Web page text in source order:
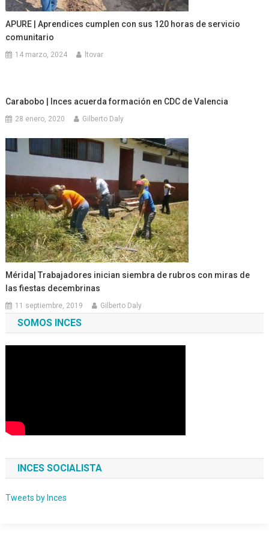
APURE | Aprendices cumplen con sus 120 horas de servicio
comunitario
14 marzo, 2024 ltovar
Carabobo | Inces acuerda formación en CDC de Valencia
28 enero, 2020 Gilberto Daly
Mérida| Trabajadores inician siembra de rubros con miras de
las fiestas decembrinas
11 septiembre, 2019 Gilberto Daly
SOMOS INCES
INCES SOCIALISTA
Tweets by Inces